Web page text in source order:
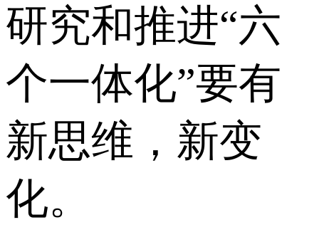
研究和推进“六
个一体化”要有
新思维，新变
化。